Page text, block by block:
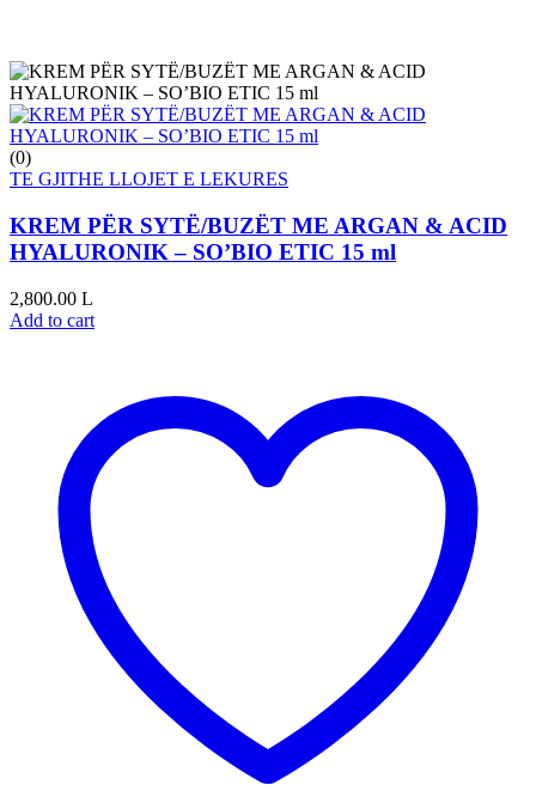
(0)
TE GJITHE LLOJET E LEKURES
KREM PËR SYTË/BUZËT ME ARGAN & ACID
HYALURONIK – SO’BIO ETIC 15 ml
2,800.00 L
Add to cart